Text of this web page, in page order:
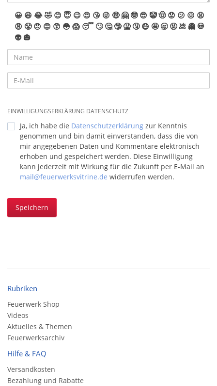
😀 😆 😂🤣 😊 😇 😉 😍 😘 😜 🤑 🤗 🤓 😎 🤡🤠 😟 😕 😖 😫
😩 😤 😠 😡 😲 😳 😱 😴 🙄 🤔 🤥 🤮 🤧 😷 🤩 🥱 🤬 💩 👻 💀
👽 🎃
EINWILLIGUNGSERKLÄRUNG DATENSCHUTZ
Ja, ich habe die Datenschutzerklärung zur Kenntnis
genommen und bin damit einverstanden, dass die von
mir angegebenen Daten und Kommentare elektronisch
erhoben und gespeichert werden. Diese Einwilligung
kann jederzeit mit Wirkung für die Zukunft per E-Mail an
mail@feuerwerksvitrine.de widerrufen werden.
Speichern
Rubriken
Feuerwerk Shop
Videos
Aktuelles & Themen
Feuerwerksarchiv
Hilfe & FAQ
Versandkosten
Bezahlung und Rabatte